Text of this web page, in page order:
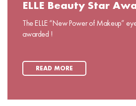
ELLE Beauty Star
The ELLE “New Power of Makeup”
awarded !
READ MORE